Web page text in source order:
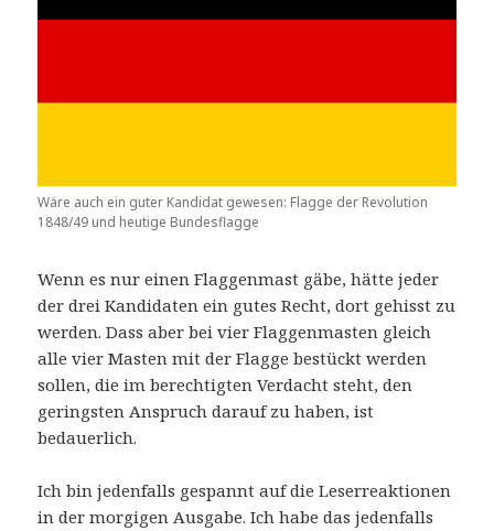
Wäre auch ein guter Kandidat gewesen: Flagge der Revolution
1848/49 und heutige Bundesflagge
Wenn es nur einen Flaggenmast gäbe, hätte jeder
der drei Kandidaten ein gutes Recht, dort gehisst zu
werden. Dass aber bei vier Flaggenmasten gleich
alle vier Masten mit der Flagge bestückt werden
sollen, die im berechtigten Verdacht steht, den
geringsten Anspruch darauf zu haben, ist
bedauerlich.
Ich bin jedenfalls gespannt auf die Leserreaktionen
in der morgigen Ausgabe. Ich habe das jedenfalls